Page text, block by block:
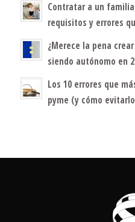
Contratar a un
requisitos y errores
¿Merece la pena
siendo autónomo en
Los 10 errores que
pyme (y cómo